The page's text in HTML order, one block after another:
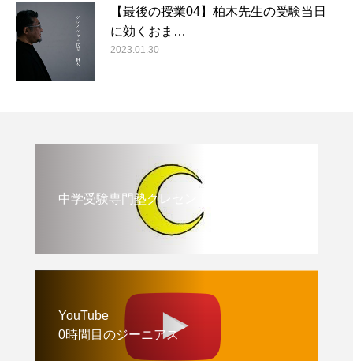
【最後の授業04】柏木先生の受験当日
に効くおま…
2023.01.30
中学受験専門塾クレセント
YouTube
0時間目のジーニアス